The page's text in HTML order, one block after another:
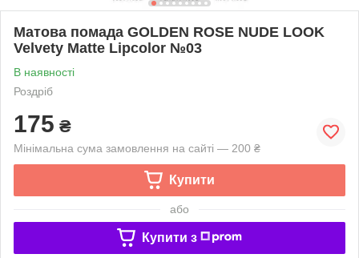
Матова помада GOLDEN ROSE NUDE LOOK
Velvety Matte Lipcolor №03
В наявності
Роздріб
175 ₴
Мінімальна сума замовлення на сайті — 200 ₴
Купити
або
Купити з